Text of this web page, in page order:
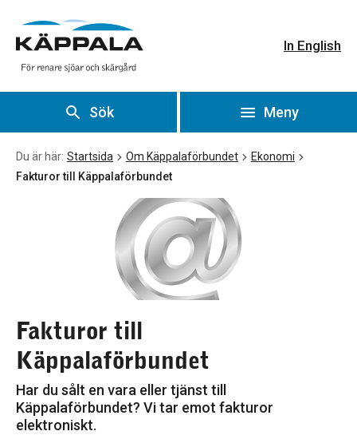
In English
Sök Meny
Du är här: Startsida Om Käppalaförbundet
Ekonomi
Fakturor till Käppalaförbundet
Fakturor till
Käppalaförbundet
Har du sålt en vara eller tjänst till
Käppalaförbundet? Vi tar emot fakturor
elektroniskt.